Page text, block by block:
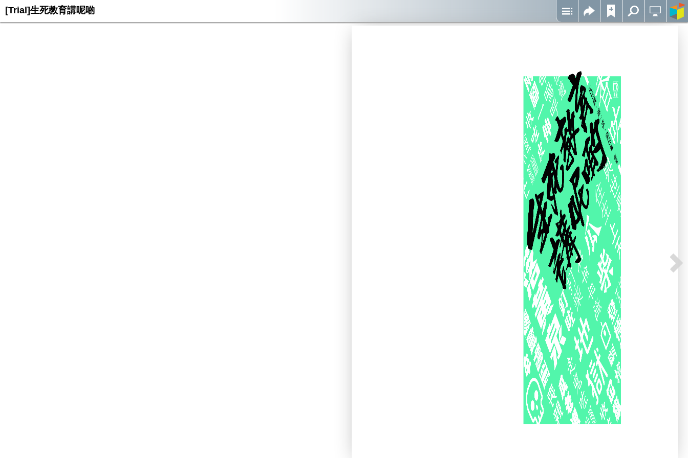
[Trial]生死教育講呢啲